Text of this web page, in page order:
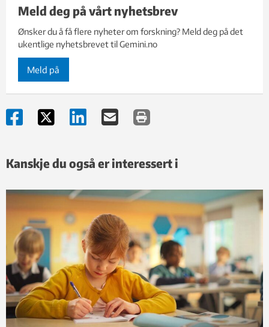
Meld deg på vårt nyhetsbrev
Ønsker du å få flere nyheter om forskning? Meld deg på det
ukentlige nyhetsbrevet til Gemini.no
Meld på
Kanskje du også er interessert i